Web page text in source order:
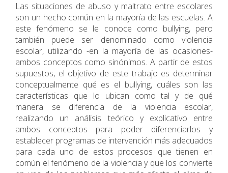
Las situaciones de abuso y maltrato entre escolares
son un hecho común en la mayoría de las escuelas. A
este fenómeno se le conoce como bullying, pero
también puede ser denominado como violencia
escolar, utilizando -en la mayoría de las ocasiones-
ambos conceptos como sinónimos. A partir de estos
supuestos, el objetivo de este trabajo es determinar
conceptualmente qué es el bullying, cuáles son las
características que lo ubican como tal y de qué
manera se diferencia de la violencia escolar,
realizando un análisis teórico y explicativo entre
ambos conceptos para poder diferenciarlos y
establecer programas de intervención más adecuados
para cada uno de estos procesos que tienen en
común el fenómeno de la violencia y que los convierte